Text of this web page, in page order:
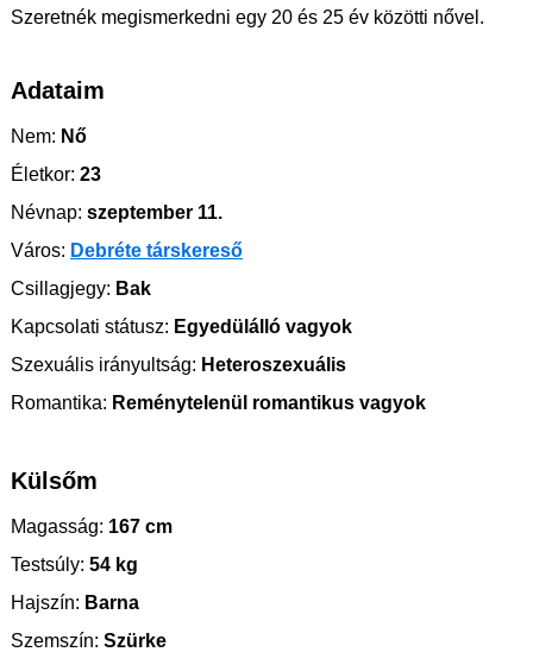
Szeretnék megismerkedni egy 20 és 25 év közötti nővel.
Adataim
Nem: Nő
Életkor: 23
Névnap: szeptember 11.
Város: Debréte társkereső
Csillagjegy: Bak
Kapcsolati státusz: Egyedülálló vagyok
Szexuális irányultság: Heteroszexuális
Romantika: Reménytelenül romantikus vagyok
Külsőm
Magasság: 167 cm
Testsúly: 54 kg
Hajszín: Barna
Szemszín: Szürke